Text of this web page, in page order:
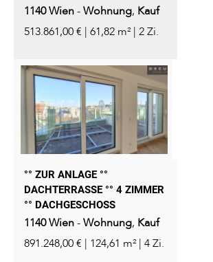
1140Wien-Wohnung, Kauf
513.861,00 € | 61,82 m² | 2 Zi.
°° ZUR ANLAGE °°
DACHTERRASSE °° 4 ZIMMER
°° DACHGESCHOSS
1140Wien-Wohnung, Kauf
891.248,00 € | 124,61 m² | 4 Zi.